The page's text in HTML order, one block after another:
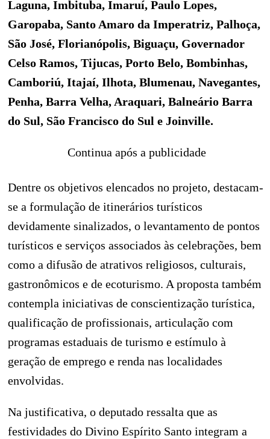
Laguna, Imbituba, Imaruí, Paulo Lopes,
Garopaba, Santo Amaro da Imperatriz, Palhoça,
São José, Florianópolis, Biguaçu, Governador
Celso Ramos, Tijucas, Porto Belo, Bombinhas,
Camboriú, Itajaí, Ilhota, Blumenau, Navegantes,
Penha, Barra Velha, Araquari, Balneário Barra
do Sul, São Francisco do Sul e Joinville.
Continua após a publicidade
Dentre os objetivos elencados no projeto, destacam-
se a formulação de itinerários turísticos
devidamente sinalizados, o levantamento de pontos
turísticos e serviços associados às celebrações, bem
como a difusão de atrativos religiosos, culturais,
gastronômicos e de ecoturismo. A proposta também
contempla iniciativas de conscientização turística,
qualificação de profissionais, articulação com
programas estaduais de turismo e estímulo à
geração de emprego e renda nas localidades
envolvidas.
Na justificativa, o deputado ressalta que as
festividades do Divino Espírito Santo integram a